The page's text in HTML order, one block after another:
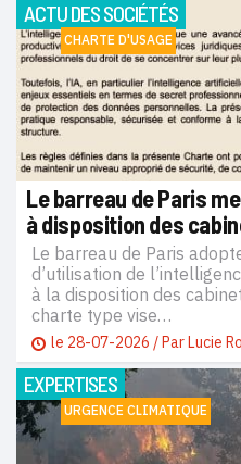
ACTU DES SOCIÉTÉS
CHARTE D'USAGE
Le barreau de Paris
à disposition des
Le barreau de Paris
d’utilisation de
à la disposition des
charte type vise…
le 28-07-2026 / ParLucie
EXPERTISES
URGENCE CLIMATIQUE